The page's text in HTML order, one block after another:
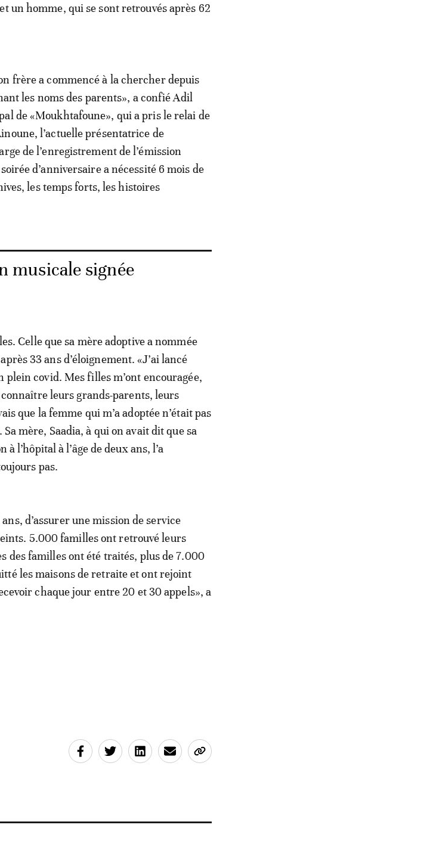
un homme, qui se sont retrouvés après 62
frère a commencé à la chercher depuis
les noms des parents», a confié Adil
de «Moukhtafoune», qui a pris le relai de
l’actuelle présentatrice de
de l’enregistrement de l’émission
d’anniversaire a nécessité 6 mois de
les temps forts, les histoires
musicale signée
Celle que sa mère adoptive a nommée
33 ans d’éloignement. «J’ai lancé
plein covid. Mes filles m’ont encouragée,
leurs grands-parents, leurs
que la femme qui m’a adoptée n’était pas
mère, Saadia, à qui on avait dit que sa
l’hôpital à l’âge de deux ans, l’a
pas.
d’assurer une mission de service
5.000 familles ont retrouvé leurs
des familles ont été traités, plus de 7.000
les maisons de retraite et ont rejoint
chaque jour entre 20 et 30 appels», a